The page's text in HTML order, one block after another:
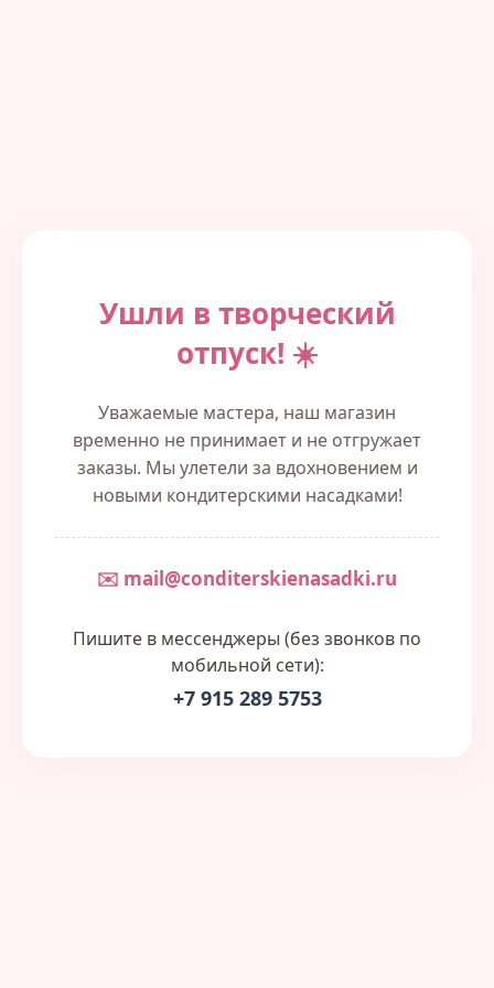
Ушли в творческий
отпуск! ☀️
Уважаемые мастера, наш магазин
временно не принимает и не отгружает
заказы. Мы улетели за вдохновением и
новыми кондитерскими насадками!
✉️ mail@conditerskienasadki.ru
Пишите в мессенджеры (без звонков по
мобильной сети):
+7 915 289 5753